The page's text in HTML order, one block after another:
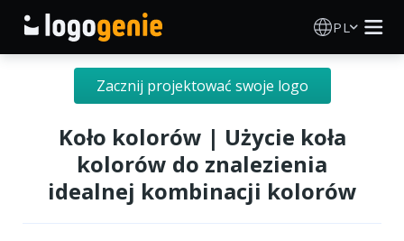
PL
Kreator Logo
Generator logo AI
Pomysły na logo
Produkty drukowane
Zacznij projektować swoje logo
Koło kolorów | Użycie koła
kolorów do znalezienia
idealnej kombinacji kolorów